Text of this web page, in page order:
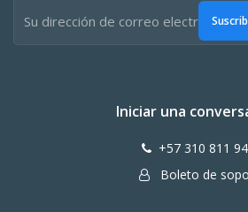
Iniciar una
+57 310 811
Boleto de